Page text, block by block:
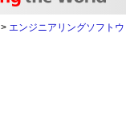
> エンジニアリングソフト